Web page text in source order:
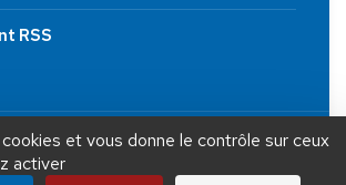
RSS
FAIS UN DON À DLF
et vous donne le contrôle sur ceux
activer